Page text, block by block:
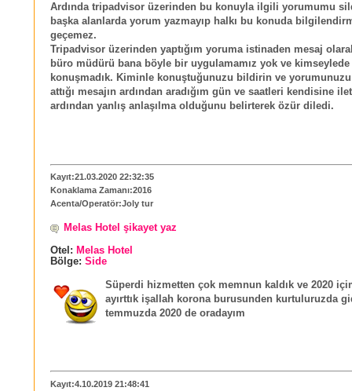
Ardında tripadvisor üzerinden bu konuyla ilgili yorumumu
başka alanlarda yorum yazmayıp halkı bu konuda
geçemez.
Tripadvisor üzerinden yaptığım yoruma istinaden mesaj
büro müdürü bana böyle bir uygulamamız yok ve kimseylede
konuşmadık. Kiminle konuştuğunuzu bildirin ve
attığı mesajın ardından aradığım gün ve saatleri kendisine
ardından yanlış anlaşılma olduğunu belirterek özür diledi.
Kayıt:21.03.2020 22:32:35
Konaklama Zamanı:2016
Acenta/Operatör:Joly tur
Melas Hotel şikayet yaz
Otel: Melas Hotel
Bölge: Side
Süperdi hizmetten çok memnun kaldık ve 2020
ayırttık işallah korona burusunden kurtuluruzda
temmuzda 2020 de oradayım
Kayıt:4.10.2019 21:48:41